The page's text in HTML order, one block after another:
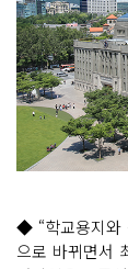
◆ “학교용지와
으로 바뀌면서